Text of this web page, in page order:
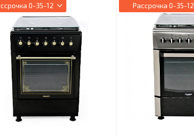
0-35-12 Рассрочка 0-35-12